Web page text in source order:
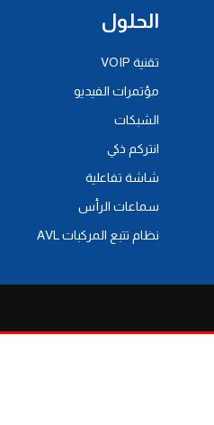
الحلول
تقنية VOIP
مؤتمرات الفيديو
الشبكات
انتركم ذكي
شاشة تفاعلية
سماعات الرأس
نظام تتبع المركبات AVL